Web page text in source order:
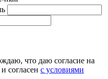
что даю согласие на
согласен с условиями